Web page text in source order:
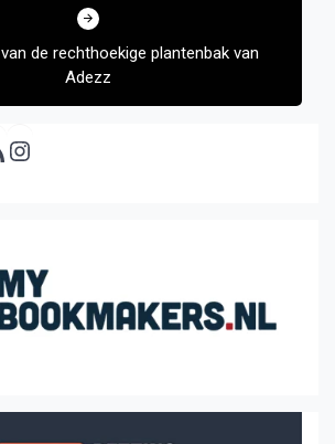
de rechthoekige plantenbak van
Adezz
RSS feed